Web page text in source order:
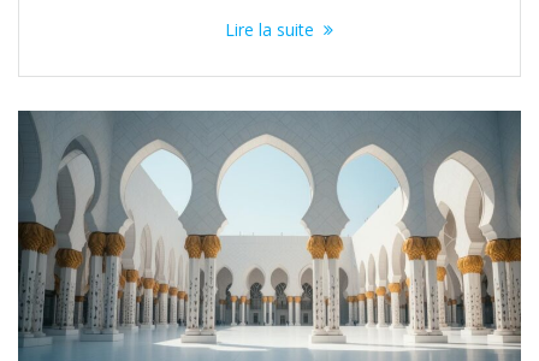
Lire la suite